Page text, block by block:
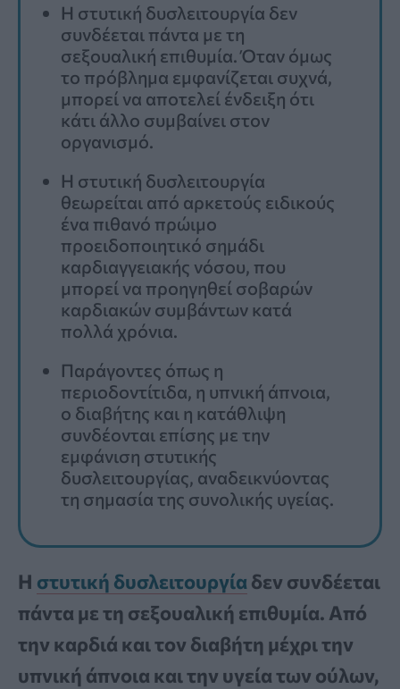
Η στυτική δυσλειτουργία δεν
συνδέεται πάντα με τη
σεξουαλική επιθυμία. Όταν όμως
το πρόβλημα εμφανίζεται συχνά,
μπορεί να αποτελεί ένδειξη ότι
κάτι άλλο συμβαίνει στον
οργανισμό.
Η στυτική δυσλειτουργία
θεωρείται από αρκετούς ειδικούς
ένα πιθανό πρώιμο
προειδοποιητικό σημάδι
καρδιαγγειακής νόσου, που
μπορεί να προηγηθεί σοβαρών
καρδιακών συμβάντων κατά
πολλά χρόνια.
Παράγοντες όπως η
περιοδοντίτιδα, η υπνική άπνοια,
ο διαβήτης και η κατάθλιψη
συνδέονται επίσης με την
εμφάνιση στυτικής
δυσλειτουργίας, αναδεικνύοντας
τη σημασία της συνολικής υγείας.
Η στυτική δυσλειτουργία δεν συνδέεται
πάντα με τη σεξουαλική επιθυμία. Από
την καρδιά και τον διαβήτη μέχρι την
υπνική άπνοια και την υγεία των ούλων,